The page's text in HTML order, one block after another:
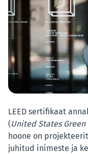
LEED sertifikaat
(United States
hoone on
juhitud inimeste ja